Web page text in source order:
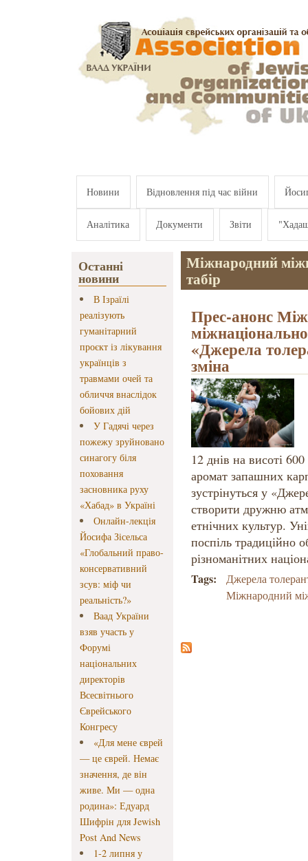
Новини Відновлення під час війни
Аналітика Документи Звіти
Останні
новини
В Ізраїлі
реалізують
гуманітарний
проєкт із лікування
українців з
травмами очей та
обличчя внаслідок
бойових дій
У Гадячі через
пожежу зруйновано
синагогу біля
поховання
засновника руху
«Хабад» в Україні
Онлайн-лекція
Йосифа Зісельса
«Глобальний право-
консервативний
зсув: міф чи
реальність?»
Ваад України
взяв участь у
Форумі
національних
директорів
Всесвітнього
Єврейського
Конгресу
«Для мене єврей
— це єврей. Немає
значення, де він
живе. Ми — одна
родина»: Едуард
Шифрін для Jewish
Post And News
1-2 липня у
Міжнародний
табір
Прес-анонс
«Джерела
зміна
12 днів на висоті
аромат запашних
зустрінуться у
створити дружню
етнічних культур.
поспіль традиційно
різноманітних
Tags:
Джерела
Міжнародний